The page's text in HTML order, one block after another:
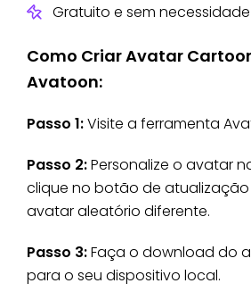
Gratuito e sem
Como Criar Avatar
Avatoon:
Passo 1:Visite a ferramenta
Passo 2:Personalize o avatar
clique no botão de
avatar aleatório diferente.
Passo 3:Faça o download do
para o seu dispositivo local.